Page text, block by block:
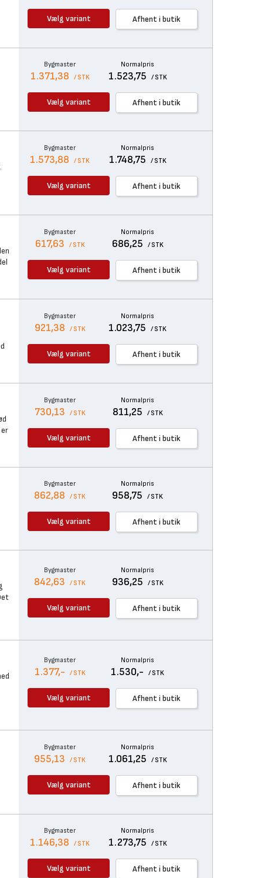
Vælg variant Afhent i butik
Bygmaster
1.371,38 / STK
Normalpris
1.523,75 / STK
Vælg variant Afhent i butik
Bygmaster
1.573,88 / STK
Normalpris
1.748,75 / STK
Vælg variant Afhent i butik
Bygmaster
617,63 / STK
Normalpris
686,25 / STK
Vælg variant Afhent i butik
Bygmaster
921,38 / STK
Normalpris
1.023,75 / STK
Vælg variant Afhent i butik
Bygmaster
730,13 / STK
Normalpris
811,25 / STK
Vælg variant Afhent i butik
Bygmaster
862,88 / STK
Normalpris
958,75 / STK
Vælg variant Afhent i butik
Bygmaster
842,63 / STK
Normalpris
936,25 / STK
Vælg variant Afhent i butik
Bygmaster
1.377,- / STK
Normalpris
1.530,- / STK
Vælg variant Afhent i butik
Bygmaster
955,13 / STK
Normalpris
1.061,25 / STK
Vælg variant Afhent i butik
Bygmaster
1.146,38 / STK
Normalpris
1.273,75 / STK
Vælg variant Afhent i butik